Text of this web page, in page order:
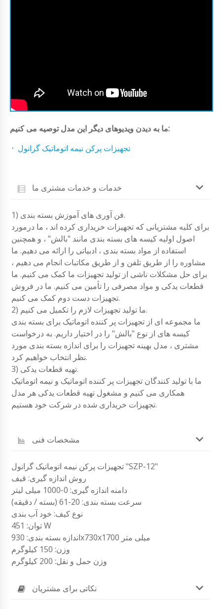
ما به دیدن ویدیوهای دیگر این مدل توصیه می کنیم:
تجهیزات پرکن نیمه اتوماتیک گرانول
خدمات و خدمات مشتری ما
1) فن آوری های آموزش بسته بندی.
برای کلیه مشتریانی که تجهیزات خریداری کرده اند ، ما درمورد
اصول اولیه کیسه های بسته بندی مانند "بالش" ، و همچنین
استفاده از مواد بسته بندی ، ادبیاتی را ارائه می دهیم. ما
مشاوره را از طریق تلفن و از طریق مکاتبات انجام می دهیم ،
برای حل مشکلات ناشی از تولید تجهیزات ما کمک می کنیم. ما
قطعات یدکی و مواد مصرفی را تأمین می کنیم. ما در فروش
تجهیزات دست دوم کمک می کنیم.
2) ما تولید تجهیزات لازم را تکمیل می کنیم.
ما مجموعه ای از تجهیزات پر کننده اتوماتیک برای بسته بندی
کیسه های از نوع "بالش" را در اختیار داریم. به درخواست
مشتری ، مدل بهینه تجهیزات را برای اندازه بسته بندی مورد
نظر انتخاب خواهیم کرد.
3) تهیه قطعات یدکی.
ما با تولید کنندگان تجهیزات پر کننده اتوماتیک و نیمه اتوماتیک
همکاری می کنیم و مشغول تهیه قطعات یدکی هر مدل
تجهیزات خریداری شده در شرکت خود هستیم.
مشخصات فنی
تجهیزات پرکن نیمه اتوماتیک گرانول "SZP-12"
روش اندازه گیری: قیف
دامنه اندازه گیری: 0-1000 میلی لیتر
سرعت بسته بندی: 20-61 (بسته / دقیقه)
نوع کیف: خود آب بندی
توان: 451 W
اندازه بسته بندی: 930x730x1700 میلی متر
وزن: 150 کیلوگرم
وزن حمل و نقل: 200 کیلوگرم
نکاتی برای مشتریان